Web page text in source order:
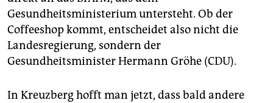
Gesundheitsministerium untersteht. Ob der
Coffeeshop kommt, entscheidet also nicht die
Landesregierung, sondern der
Gesundheitsminister Hermann Gröhe (CDU).
In Kreuzberg hofft man jetzt, dass bald andere